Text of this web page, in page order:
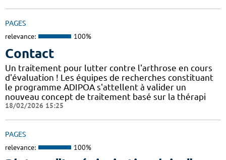
PAGES
relevance: 100%
Contact
Un traitement pour lutter contre l'arthrose en cours
d'évaluation ! Les équipes de recherches constituant
le programme ADIPOA s'attellent à valider un
nouveau concept de traitement basé sur la thérapi
18/02/2026 15:25
PAGES
relevance: 100%